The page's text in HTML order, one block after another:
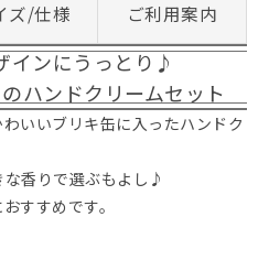
ズ/仕様 ご利用案内
インにうっとり♪
ハンドクリームセット
いいブリキ缶に入ったハンドク
香りで選ぶもよし♪
すすめです。